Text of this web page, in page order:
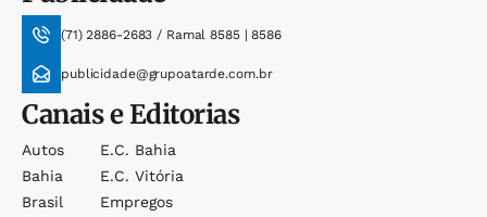
(71) 2886-2683 / Ramal 8585 | 8586
publicidade@grupoatarde.com.br
Canais e Editorias
Autos
Bahia
Brasil
E.c. Bahia
E.c. Vitória
Empregos